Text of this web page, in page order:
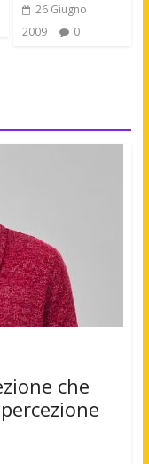
26 Giugno
2009
0
che